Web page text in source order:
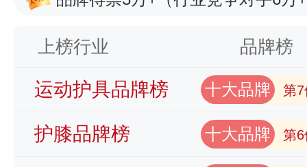
上榜行业 品牌榜
运动护具品牌榜 十大品牌 第7
护膝品牌榜 十大品牌 第6